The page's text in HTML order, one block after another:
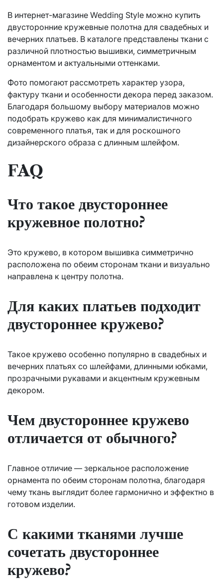
В интернет-магазине Wedding Style можно купить
двусторонние кружевные полотна для свадебных и
вечерних платьев. В каталоге представлены ткани с
различной плотностью вышивки, симметричным
орнаментом и актуальными оттенками.
Фото помогают рассмотреть характер узора,
фактуру ткани и особенности декора перед заказом.
Благодаря большому выбору материалов можно
подобрать кружево как для минималистичного
современного платья, так и для роскошного
дизайнерского образа с длинным шлейфом.
FAQ
Что такое двустороннее
кружевное полотно?
Это кружево, в котором вышивка симметрично
расположена по обеим сторонам ткани и визуально
направлена к центру полотна.
Для каких платьев подходит
двустороннее кружево?
Такое кружево особенно популярно в свадебных и
вечерних платьях со шлейфами, длинными юбками,
прозрачными рукавами и акцентным кружевным
декором.
Чем двустороннее кружево
отличается от обычного?
Главное отличие — зеркальное расположение
орнамента по обеим сторонам полотна, благодаря
чему ткань выглядит более гармонично и эффектно в
готовом изделии.
С какими тканями лучше
сочетать двустороннее
кружево?